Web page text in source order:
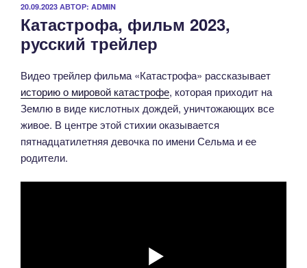
ОПУБЛИКОВАНО
20.09.2023 АВТОР: ADMIN
Катастрофа, фильм 2023,
русский трейлер
Видео трейлер фильма «Катастрофа» рассказывает
историю о мировой катастрофе, которая приходит на
Землю в виде кислотных дождей, уничтожающих все
живое. В центре этой стихии оказывается
пятнадцатилетняя девочка по имени Сельма и ее
родители.